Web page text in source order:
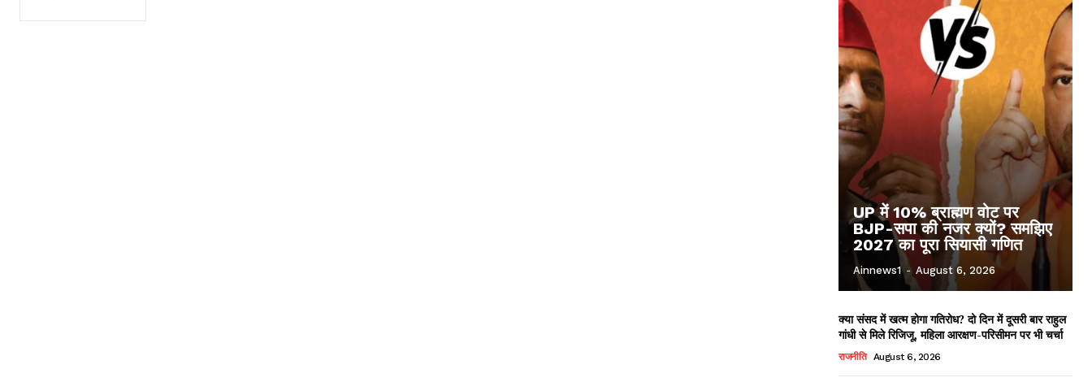
UP में 10% ब्राह्मण वोट पर
BJP-सपा की नजर क्यों? समझिए
2027 का पूरा सियासी गणित
Ainnews1 - August 6, 2026
क्या संसद में खत्म होगा गतिरोध? दो दिन में दूसरी बार राहुल
गांधी से मिले रिजिजू, महिला आरक्षण-परिसीमन पर भी चर्चा
राजनीति August 6, 2026